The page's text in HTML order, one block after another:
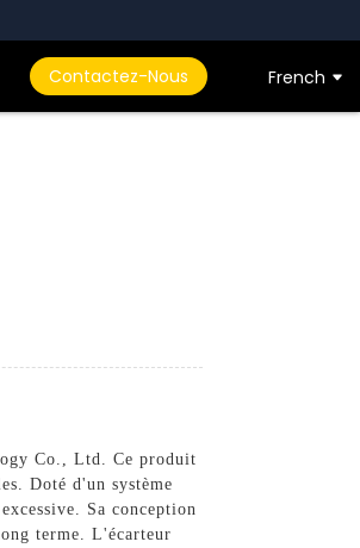
Contactez-Nous French
Co., Ltd. Ce produit
Doté d'un système
Sa conception
terme. L'écarteur